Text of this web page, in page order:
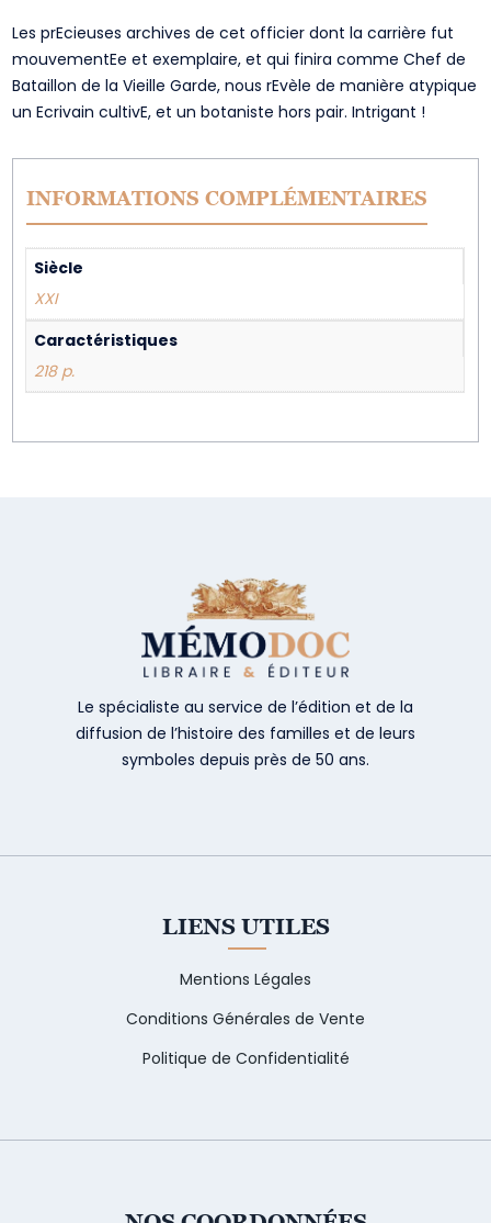
Les prEcieuses archives de cet officier dont la carrière fut
mouvementEe et exemplaire, et qui finira comme Chef de
Bataillon de la Vieille Garde, nous rEvèle de manière atypique
un Ecrivain cultivE, et un botaniste hors pair. Intrigant !
INFORMATIONS COMPLÉMENTAIRES
Siècle
XXI
Caractéristiques
218 p.
Le spécialiste au service de l’édition et de la
diffusion de l’histoire des familles et de leurs
symboles depuis près de 50 ans.
LIENS UTILES
Mentions Légales
Conditions Générales de Vente
Politique de Confidentialité